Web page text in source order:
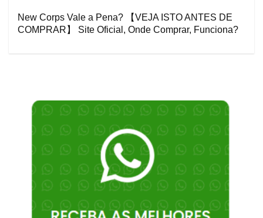
New Corps Vale a Pena? 【VEJA ISTO ANTES DE
COMPRAR】 Site Oficial, Onde Comprar, Funciona?